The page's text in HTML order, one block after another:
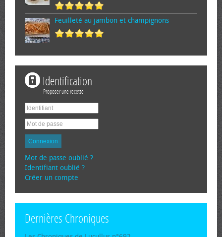
Feuilleté au jambon et champignons
Identification
Proposer une recette
Connexion
Mot de passe oublié ?
Identifiant oublié ?
Créer un compte
Dernières Chroniques